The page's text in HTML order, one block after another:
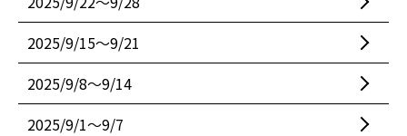
2025/9/15〜9/21
2025/9/8〜9/14
2025/9/1〜9/7